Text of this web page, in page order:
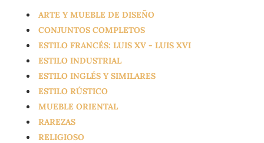
ARTE Y MUEBLE DE DISEÑO
CONJUNTOS COMPLETOS
ESTILO FRANCÉS: LUIS XV - LUIS XVI
ESTILO INDUSTRIAL
ESTILO INGLÉS Y SIMILARES
ESTILO RÚSTICO
MUEBLE ORIENTAL
RAREZAS
RELIGIOSO